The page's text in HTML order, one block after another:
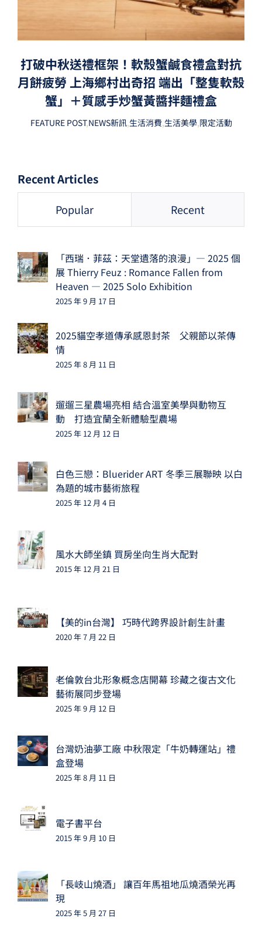
打破中秋送禮框架！軟殼蟹鹹食禮盒對抗
月餅疲勞 上海鄉村出奇招 端出「整隻軟殼
蟹」＋質感手炒蟹黃醬拌麵禮盒
FEATURE POST,NEWS新訊,生活消費,生活美學,限定活動
Recent Articles
Popular Recent
「西瑞．菲茲：天堂遺落的浪漫」— 2025 個
展 Thierry Feuz : Romance Fallen from
Heaven — 2025 Solo Exhibition
2025 年 9 月 17 日
2025貓空孝道傳承感恩封茶 父親節以茶傳
情
2025 年 8 月 11 日
遛遛三星農場亮相 結合溫室美學與動物互
動 打造宜蘭全新體驗型農場
2025 年 12 月 12 日
白色三戀：Bluerider ART 冬季三展聯映 以白
為題的城市藝術旅程
2025 年 12 月 4 日
風水大師坐鎮 買房坐向生肖大配對
2015 年 12 月 21 日
【美的in台灣】 巧時代跨界設計創生計畫
2020 年 7 月 22 日
老倫敦台北形象概念店開幕 珍藏之復古文化
藝術展同步登場
2025 年 9 月 12 日
台灣奶油夢工廠 中秋限定「牛奶轉運站」禮
盒登場
2025 年 8 月 11 日
電子書平台
2015 年 9 月 10 日
「長岐山燒酒」 讓百年馬祖地瓜燒酒榮光再
現
2025 年 5 月 27 日